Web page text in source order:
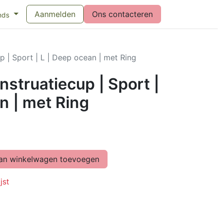
maandverband Vragen over menstruatiecups
Aanmelden Ons contacteren
| Sport | L | Deep ocean | met Ring
| Sport |
| met Ring
winkelwagen toevoegen